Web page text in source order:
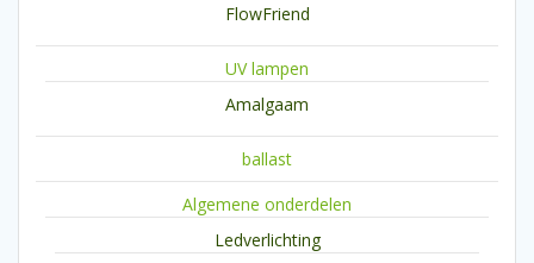
FlowFriend
UV lampen
Amalgaam
ballast
Algemene onderdelen
Ledverlichting